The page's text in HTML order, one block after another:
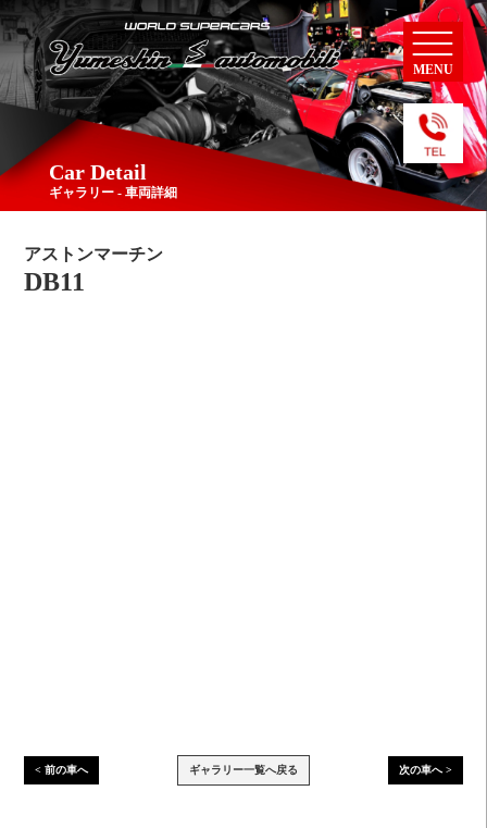
MENU
Car Detail
ギャラリー - 車両詳細
アストンマーチン
DB11
< 前の車へ ギャラリー一覧へ戻る 次の車へ >